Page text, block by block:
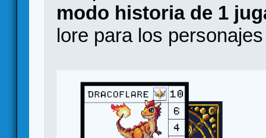
modo historia de 1
lore para los